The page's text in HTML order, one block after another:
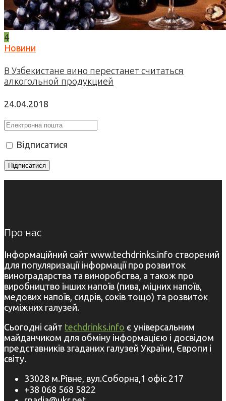
4
Новини
В Узбекистане вино перестанет считаться
алкогольной продукцией
24.04.2018
Відписатися
Про нас
Інформаційний сайт www.techdrinks.info створений
для популяризації інформації про розвиток
виноградарства та виноробства, а також про
виробництво інших напоїв (пива, міцних напоїв,
медових напоїв, сидрів, соків тощо) та розвиток
суміжних галузей.
Сьогодні сайт techdrinks.info є універсальним
майданчиком для обміну інформацією і досвідом
представників згаданих галузей України, Європи і
світу.
33028 м.Рівне, вул.Соборна,1 офіс 217
+38 068 568 5822